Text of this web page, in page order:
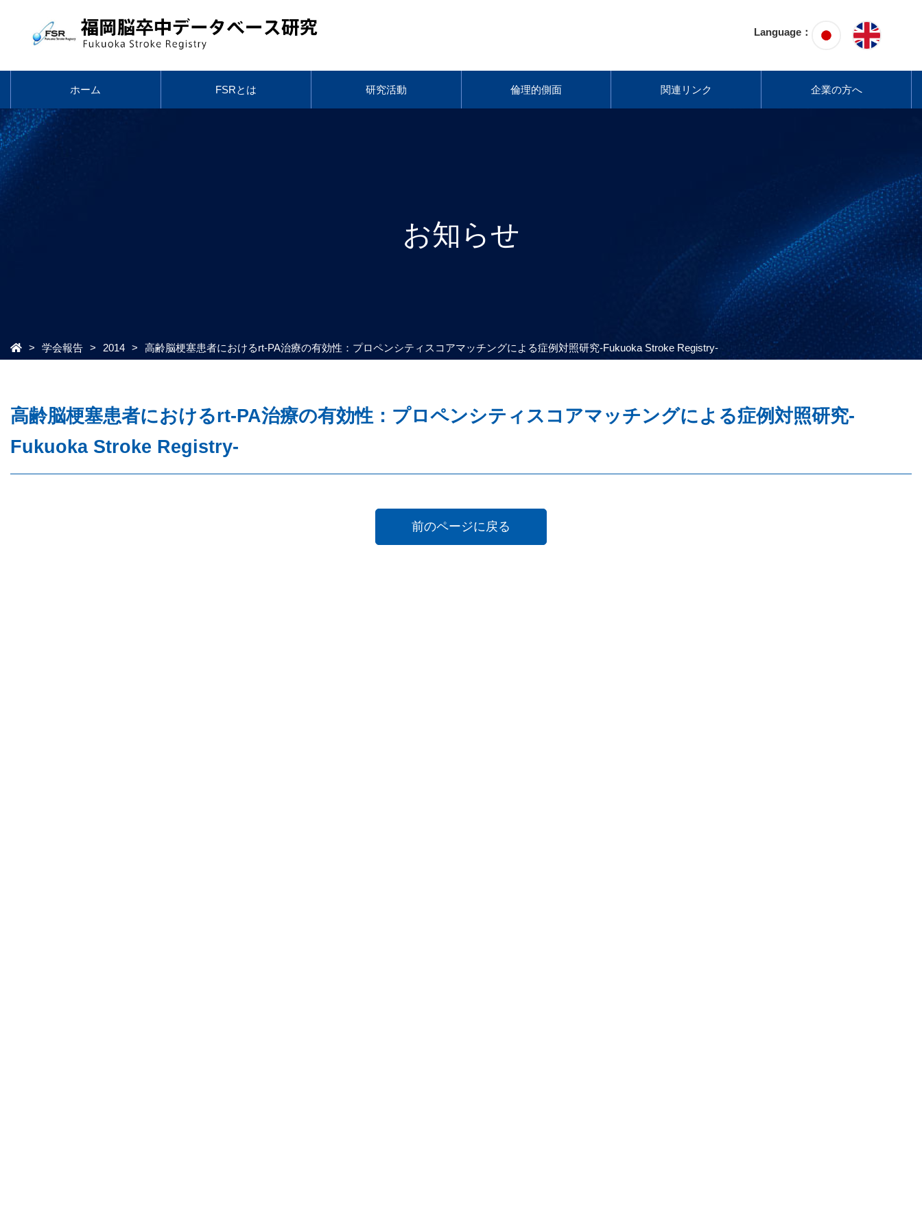
Language：
ホーム FSRとは 研究活動 倫理的側面 関連リンク 企業の方へ
お知らせ
学会報告 2014 高齢脳梗塞患者におけるrt-PA治療の有効性：プロペンシティスコアマッチングによる症例対照研究‐Fukuoka Stroke Registry‐
高齢脳梗塞患者におけるrt-PA治療の有効性：プロペンシティスコアマッチングによる症例対照研究‐
Fukuoka Stroke Registry‐
前のページに戻る